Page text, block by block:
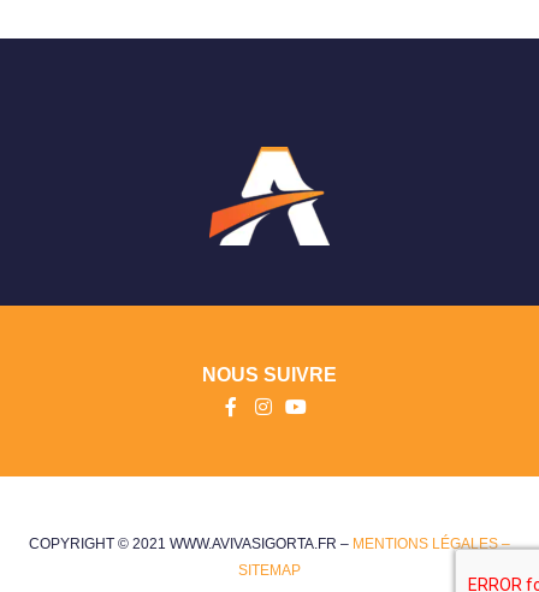
NOUS SUIVRE
COPYRIGHT © 2021 WWW.AVIVASIGORTA.FR – MENTIONS LÉGALES –
SITEMAP